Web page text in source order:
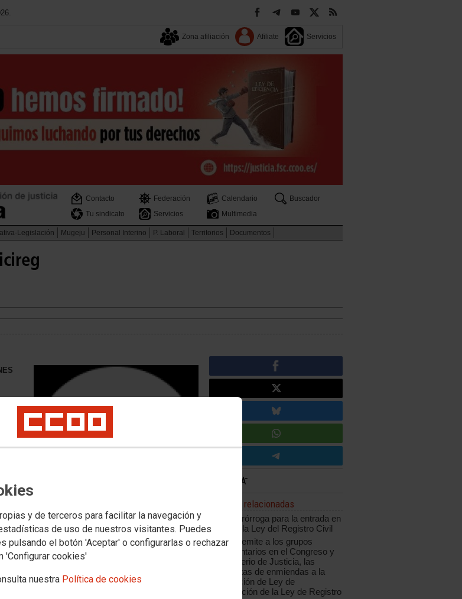
y de terceros para facilitar la navegación y
de uso de nuestros visitantes. Puedes
pulsando el botón 'Aceptar' o configurarlas o rechazar
'Configurar cookies'
nuestra Política de cookies
Zona afiliación Afiliate Servicios
Contacto Federación Calendario
Buscador
Tu sindicato
Servicios Multimedia
Legislación Mugeju Personal Interino P. Laboral Territorios Documentos
DICIREG
de
en
en
del Registro Civil del Partido Judicial de Casas-
contenidas en la Ley 20/2011, de 21 de julio,
Noticias relacionadas
Nueva prórroga para la entrada en
vigor de la Ley del Registro Civil
CCOO remite a los grupos
parlamentarios en el Congreso y
al Ministerio de Justicia, las
propuestas de enmiendas a la
Proposición de Ley de
Modificación de la Ley de Registro